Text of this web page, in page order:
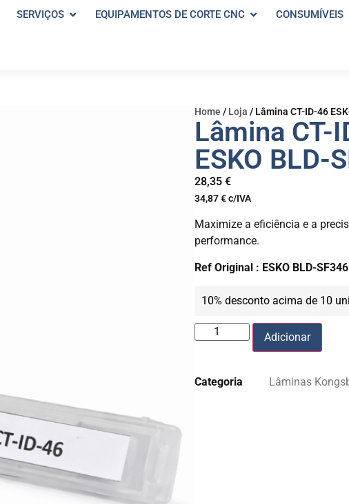
SERVIÇOS EQUIPAMENTOS DE CORTE CNC CONSUMÍVEIS
Home/ Loja / Lâmina CT-ID-46
Lâmina CT-
ESKO BLD-
28,35 €
34,87€c/IVA
Maximize a eficiência e a
performance.
Ref Original : ESKO BLD-SF346
10% desconto acima de 10
Adicionar
Categoria Lâminas